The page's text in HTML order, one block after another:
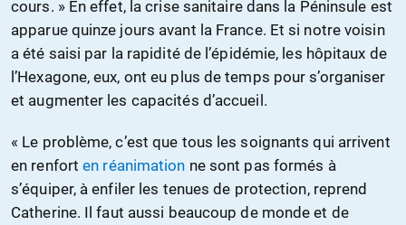
cours. » En effet, la crise sanitaire dans la Péninsule est
apparue quinze jours avant la France. Et si notre voisin
a été saisi par la rapidité de l’épidémie, les hôpitaux de
l’Hexagone, eux, ont eu plus de temps pour s’organiser
et augmenter les capacités d’accueil.
« Le problème, c’est que tous les soignants qui arrivent
en renforten réanimation ne sont pas formés à
s’équiper, à enfiler les tenues de protection, reprend
Catherine. Il faut aussi beaucoup de monde et de